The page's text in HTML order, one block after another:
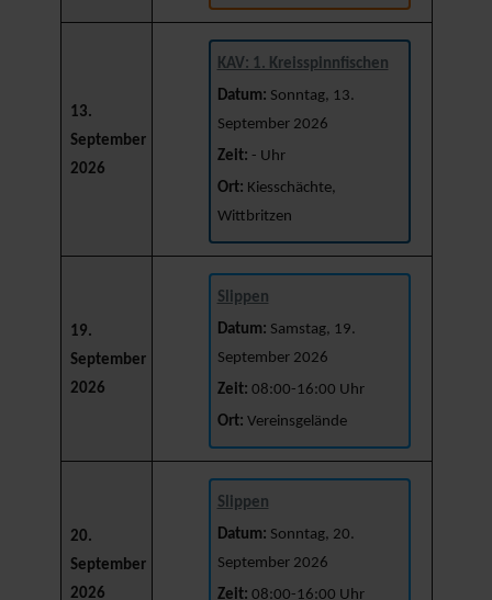
13.
September
2026
KAV: 1. Kreisspinnfischen
Datum: Sonntag, 13.
September 2026
Zeit: - Uhr
Ort: Kiesschächte,
Wittbritzen
19.
September
2026
Slippen
Datum: Samstag, 19.
September 2026
Zeit: 08:00-16:00 Uhr
Ort: Vereinsgelände
20.
September
2026
Slippen
Datum: Sonntag, 20.
September 2026
Zeit: 08:00-16:00 Uhr